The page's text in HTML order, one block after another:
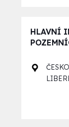
HLAVNÍ
ČESKO